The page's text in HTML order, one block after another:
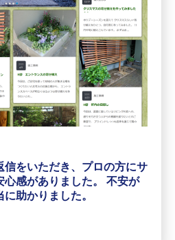
信をいただき、プロの方にサ
心感がありました。 不安が
助かりました。